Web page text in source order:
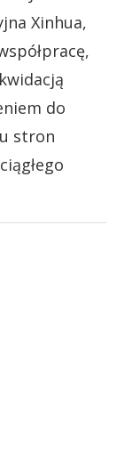
Xinhua,
do
stron